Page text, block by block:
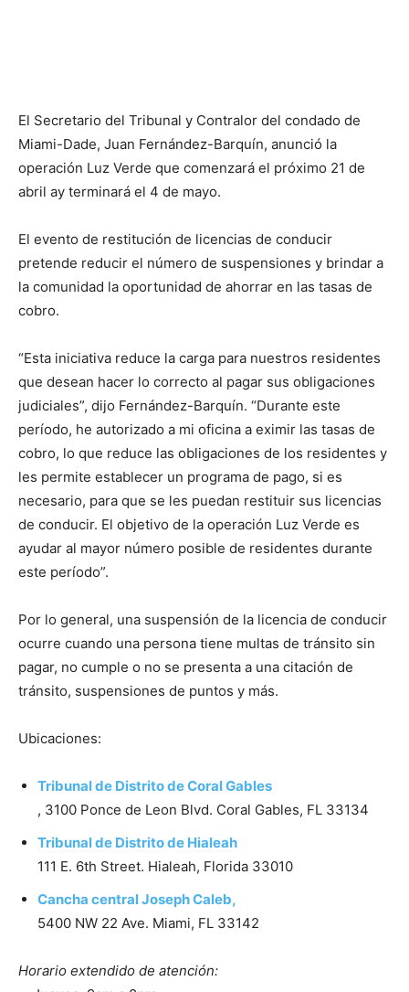
El Secretario del Tribunal y Contralor del condado de
Miami-Dade, Juan Fernández-Barquín, anunció la
operación Luz Verde que comenzará el próximo 21 de
abril ay terminará el 4 de mayo.
El evento de restitución de licencias de conducir
pretende reducir el número de suspensiones y brindar a
la comunidad la oportunidad de ahorrar en las tasas de
cobro.
“Esta iniciativa reduce la carga para nuestros residentes
que desean hacer lo correcto al pagar sus obligaciones
judiciales”, dijo Fernández-Barquín. “Durante este
período, he autorizado a mi oficina a eximir las tasas de
cobro, lo que reduce las obligaciones de los residentes y
les permite establecer un programa de pago, si es
necesario, para que se les puedan restituir sus licencias
de conducir. El objetivo de la operación Luz Verde es
ayudar al mayor número posible de residentes durante
este período”.
Por lo general, una suspensión de la licencia de conducir
ocurre cuando una persona tiene multas de tránsito sin
pagar, no cumple o no se presenta a una citación de
tránsito, suspensiones de puntos y más.
Ubicaciones:
Tribunal de Distrito de Coral Gables
, 3100 Ponce de Leon Blvd. Coral Gables, FL 33134
Tribunal de Distrito de Hialeah
111 E. 6th Street. Hialeah, Florida 33010
Cancha central Joseph Caleb,
5400 NW 22 Ave. Miami, FL 33142
Horario extendido de atención: